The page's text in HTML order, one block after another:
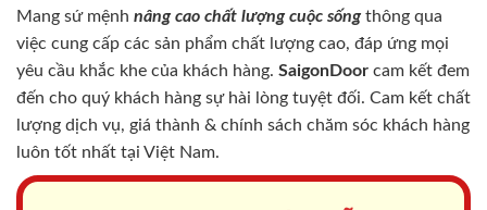
Mang sứ mệnh nâng cao chất lượng cuộc sốngthông qua
việc cung cấp các sản phẩm chất lượng cao, đáp ứng mọi
yêu cầu khắc khe của khách hàng. SaigonDoor cam kết đem
đến cho quý khách hàng sự hài lòng tuyệt đối. Cam kết chất
lượng dịch vụ, giá thành & chính sách chăm sóc khách hàng
luôn tốt nhất tại Việt Nam.